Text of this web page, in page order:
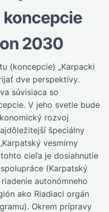
2030
(koncepcie) „Karpacki
dve perspektívy.
súvisiaca so
V jeho svetle bude
rozvoj
špeciálny
vesmírny
cieľa je dosiahnutie
(Karpatský
autonómneho
ako Riadiaci orgán
Okrem prípravy